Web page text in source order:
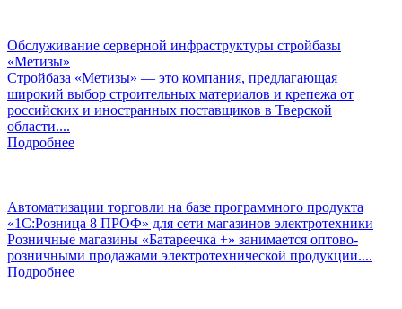
Обслуживание серверной инфраструктуры стройбазы
«Метизы»
Стройбаза «Метизы» — это компания, предлагающая
широкий выбор строительных материалов и крепежа от
российских и иностранных поставщиков в Тверской
области....
Подробнее
Автоматизации торговли на базе программного продукта
«1С:Розница 8 ПРОФ» для сети магазинов электротехники
Розничные магазины «Батареечка +» занимается оптово-
розничными продажами электротехнической продукции....
Подробнее